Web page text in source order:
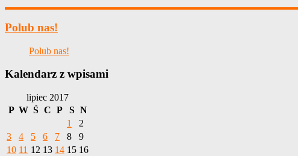
Polub nas!
Polub nas!
Kalendarz z wpisami
lipiec 2017
P W Ś C P S N
1
2
3
4 5 6 7 8
9
10 11 12 13 14 15 16